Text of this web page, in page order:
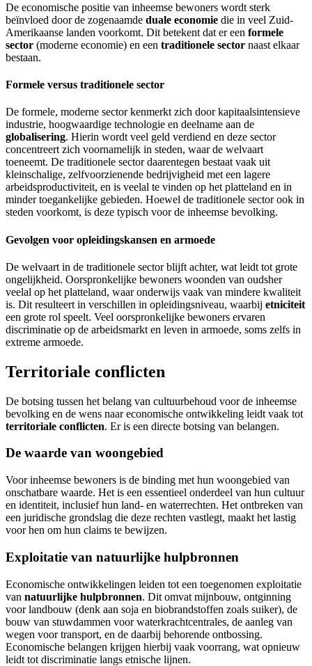
De economische positie van inheemse bewoners wordt sterk
beïnvloed door de zogenaamde duale economie die in veel Zuid-
Amerikaanse landen voorkomt. Dit betekent dat er een formele
sector (moderne economie) en een traditionele sector naast elkaar
bestaan.
Formele versus traditionele sector
De formele, moderne sector kenmerkt zich door kapitaalsintensieve
industrie, hoogwaardige technologie en deelname aan de
globalisering. Hierin wordt veel geld verdiend en deze sector
concentreert zich voornamelijk in steden, waar de welvaart
toeneemt. De traditionele sector daarentegen bestaat vaak uit
kleinschalige, zelfvoorzienende bedrijvigheid met een lagere
arbeidsproductiviteit, en is veelal te vinden op het platteland en in
minder toegankelijke gebieden. Hoewel de traditionele sector ook in
steden voorkomt, is deze typisch voor de inheemse bevolking.
Gevolgen voor opleidingskansen en armoede
De welvaart in de traditionele sector blijft achter, wat leidt tot grote
ongelijkheid. Oorspronkelijke bewoners woonden van oudsher
veelal op het platteland, waar onderwijs vaak van mindere kwaliteit
is. Dit resulteert in verschillen in opleidingsniveau, waarbij etniciteit
een grote rol speelt. Veel oorspronkelijke bewoners ervaren
discriminatie op de arbeidsmarkt en leven in armoede, soms zelfs in
extreme armoede.
Territoriale conflicten
De botsing tussen het belang van cultuurbehoud voor de inheemse
bevolking en de wens naar economische ontwikkeling leidt vaak tot
territoriale conflicten. Er is een directe botsing van belangen.
De waarde van woongebied
Voor inheemse bewoners is de binding met hun woongebied van
onschatbare waarde. Het is een essentieel onderdeel van hun cultuur
en identiteit, inclusief hun land- en waterrechten. Het ontbreken van
een juridische grondslag die deze rechten vastlegt, maakt het lastig
voor hen om hun claims te bewijzen.
Exploitatie van natuurlijke hulpbronnen
Economische ontwikkelingen leiden tot een toegenomen exploitatie
van natuurlijke hulpbronnen. Dit omvat mijnbouw, ontginning
voor landbouw (denk aan soja en biobrandstoffen zoals suiker), de
bouw van stuwdammen voor waterkrachtcentrales, de aanleg van
wegen voor transport, en de daarbij behorende ontbossing.
Economische belangen krijgen hierbij vaak voorrang, wat opnieuw
leidt tot discriminatie langs etnische lijnen.